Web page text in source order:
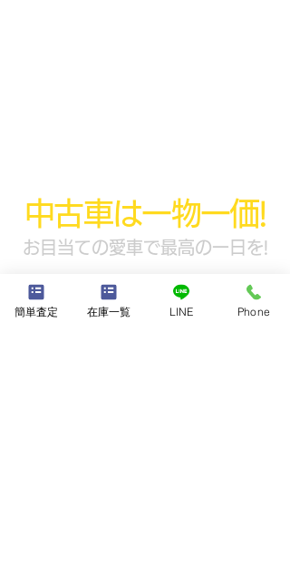
中古車は一物一価!
お目当ての愛車で最高の一日を!
u.s.mashi.base.66y@gmail.com
簡単査定 在庫一覧 LINE Phone